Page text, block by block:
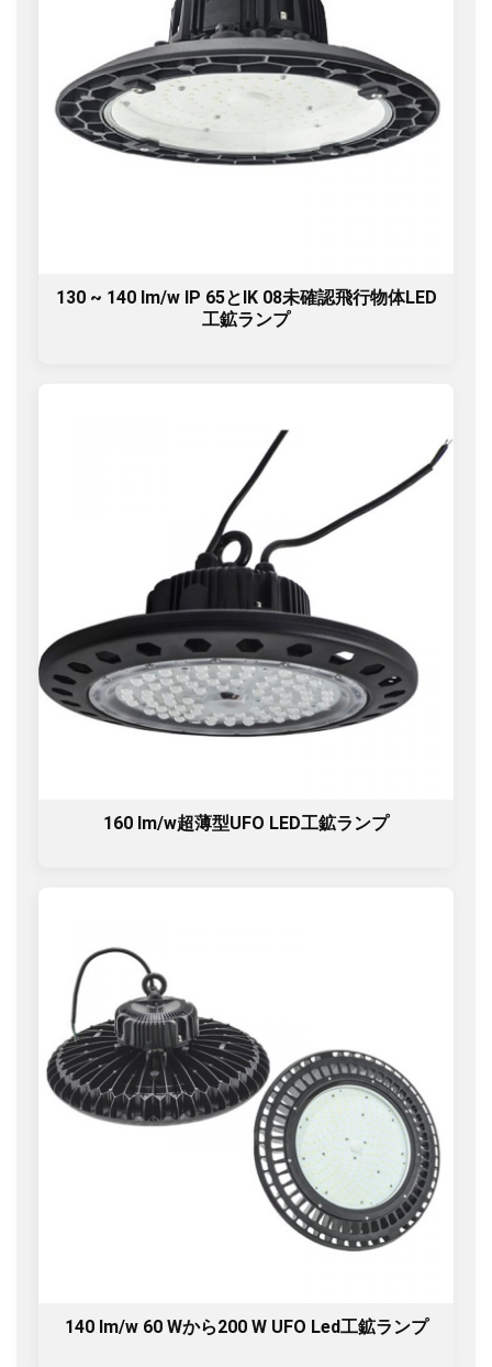
130 ~ 140 lm/w IP 65とIK 08未確認飛行物体LED
工鉱ランプ
160 lm/w超薄型UFO LED工鉱ランプ
140 lm/w 60 Wから200 W UFO Led工鉱ランプ